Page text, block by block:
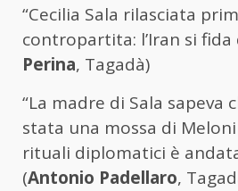
“Cecilia Sala rilasciata
contropartita: l’Iran si fida
Perina, Tagadà)
“La madre di Sala sapeva
stata una mossa di
rituali diplomatici è
(Antonio Padellaro,